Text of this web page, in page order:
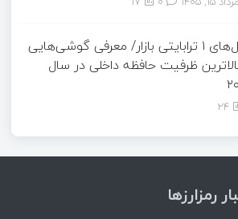
غول‌های ۱ ترابایتی بازار/ معرفی گوشی‌هایی
ظرفیت حافظه داخلی در سال
24
رمزارزها